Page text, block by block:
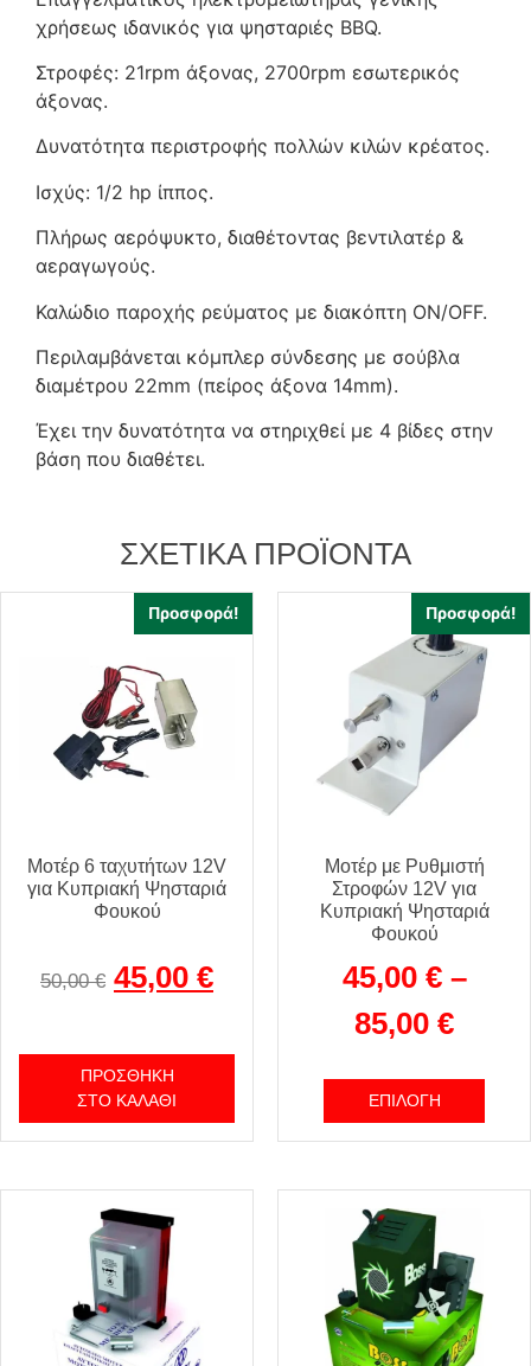
χρήσεως ιδανικός για ψησταριές BBQ.
Στροφές: 21rpm άξονας, 2700rpm εσωτερικός
άξονας.
Δυνατότητα περιστροφής πολλών κιλών κρέατος.
Ισχύς: 1/2 hp ίππος.
Πλήρως αερόψυκτο, διαθέτοντας βεντιλατέρ &
αεραγωγούς.
Καλώδιο παροχής ρεύματος με διακόπτη ON/OFF.
Περιλαμβάνεται κόμπλερ σύνδεσης με σούβλα
διαμέτρου 22mm (πείρος άξονα 14mm).
Έχει την δυνατότητα να στηριχθεί με 4 βίδες στην
βάση που διαθέτει.
ΣΧΕΤΙΚΆ ΠΡΟΪΌΝΤΑ
Προσφορά!
Μοτέρ 6 ταχυτήτων 12V
για Κυπριακή Ψησταριά
Φουκού
50,00€ 45,00 €
ΠΡΟΣΘΉΚΗ
ΣΤΟ ΚΑΛΆΘΙ
Προσφορά!
Μοτέρ με Ρυθμιστή
Στροφών 12V για
Κυπριακή Ψησταριά
Φουκού
45,00 € –
85,00 €
ΕΠΙΛΟΓΉ